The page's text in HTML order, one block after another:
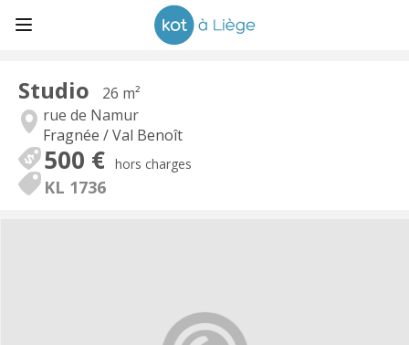
Studio
26 m²
rue de Namur
Fragnée / Val Benoît
500 € hors charges
KL 1736